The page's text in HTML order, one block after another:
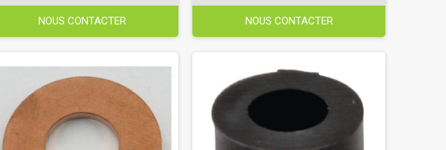
NOUS CONTACTER NOUS CONTACTER